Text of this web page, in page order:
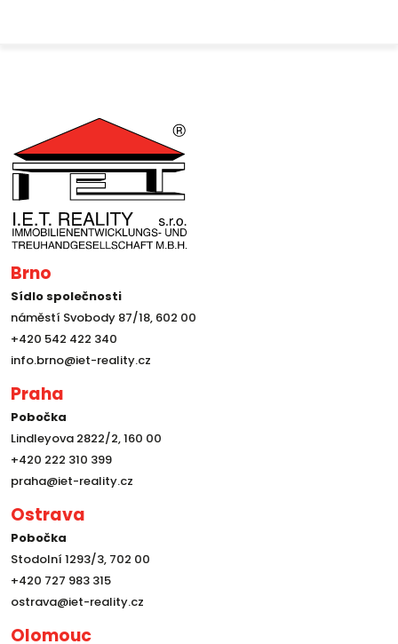
Brno
Sídlo společnosti
náměstí Svobody 87/18, 602 00
+420 542 422 340
info.brno@iet-reality.cz
Praha
Pobočka
Lindleyova 2822/2, 160 00
+420 222 310 399
praha@iet-reality.cz
Ostrava
Pobočka
Stodolní 1293/3, 702 00
+420 727 983 315
ostrava@iet-reality.cz
Olomouc